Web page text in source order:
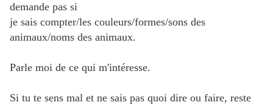
demande pas si
je sais compter/les couleurs/formes/sons des
animaux/noms des animaux.
Parle moi de ce qui m'intéresse.
Si tu te sens mal et ne sais pas quoi dire ou faire, reste